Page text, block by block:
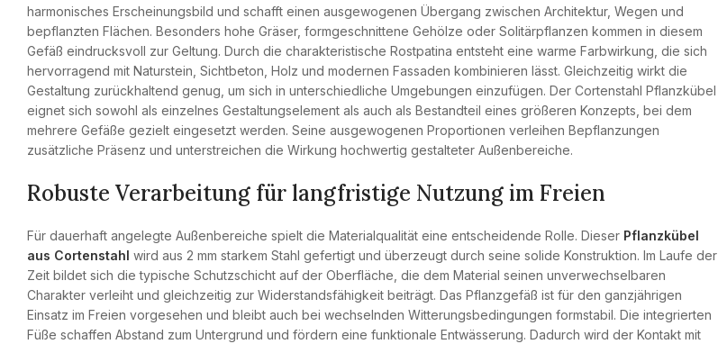
harmonisches Erscheinungsbild und schafft einen ausgewogenen Übergang zwischen Architektur, Wegen und
bepflanzten Flächen. Besonders hohe Gräser, formgeschnittene Gehölze oder Solitärpflanzen kommen in diesem
Gefäß eindrucksvoll zur Geltung. Durch die charakteristische Rostpatina entsteht eine warme Farbwirkung, die sich
hervorragend mit Naturstein, Sichtbeton, Holz und modernen Fassaden kombinieren lässt. Gleichzeitig wirkt die
Gestaltung zurückhaltend genug, um sich in unterschiedliche Umgebungen einzufügen. Der Cortenstahl Pflanzkübel
eignet sich sowohl als einzelnes Gestaltungselement als auch als Bestandteil eines größeren Konzepts, bei dem
mehrere Gefäße gezielt eingesetzt werden. Seine ausgewogenen Proportionen verleihen Bepflanzungen
zusätzliche Präsenz und unterstreichen die Wirkung hochwertig gestalteter Außenbereiche.
Robuste Verarbeitung für langfristige Nutzung im Freien
Für dauerhaft angelegte Außenbereiche spielt die Materialqualität eine entscheidende Rolle. Dieser Pflanzkübel
aus Cortenstahl wird aus 2 mm starkem Stahl gefertigt und überzeugt durch seine solide Konstruktion. Im Laufe der
Zeit bildet sich die typische Schutzschicht auf der Oberfläche, die dem Material seinen unverwechselbaren
Charakter verleiht und gleichzeitig zur Widerstandsfähigkeit beiträgt. Das Pflanzgefäß ist für den ganzjährigen
Einsatz im Freien vorgesehen und bleibt auch bei wechselnden Witterungsbedingungen formstabil. Die integrierten
Füße schaffen Abstand zum Untergrund und fördern eine funktionale Entwässerung. Dadurch wird der Kontakt mit